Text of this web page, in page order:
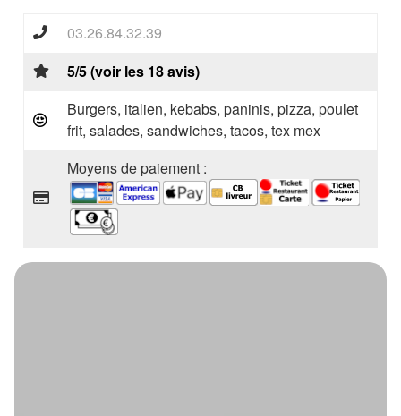
03.26.84.32.39
5/5 (voir les 18 avis)
Burgers, italien, kebabs, paninis, pizza, poulet
frit, salades, sandwiches, tacos, tex mex
Moyens de paiement :